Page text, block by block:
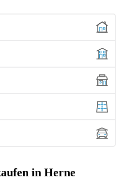
in Herne